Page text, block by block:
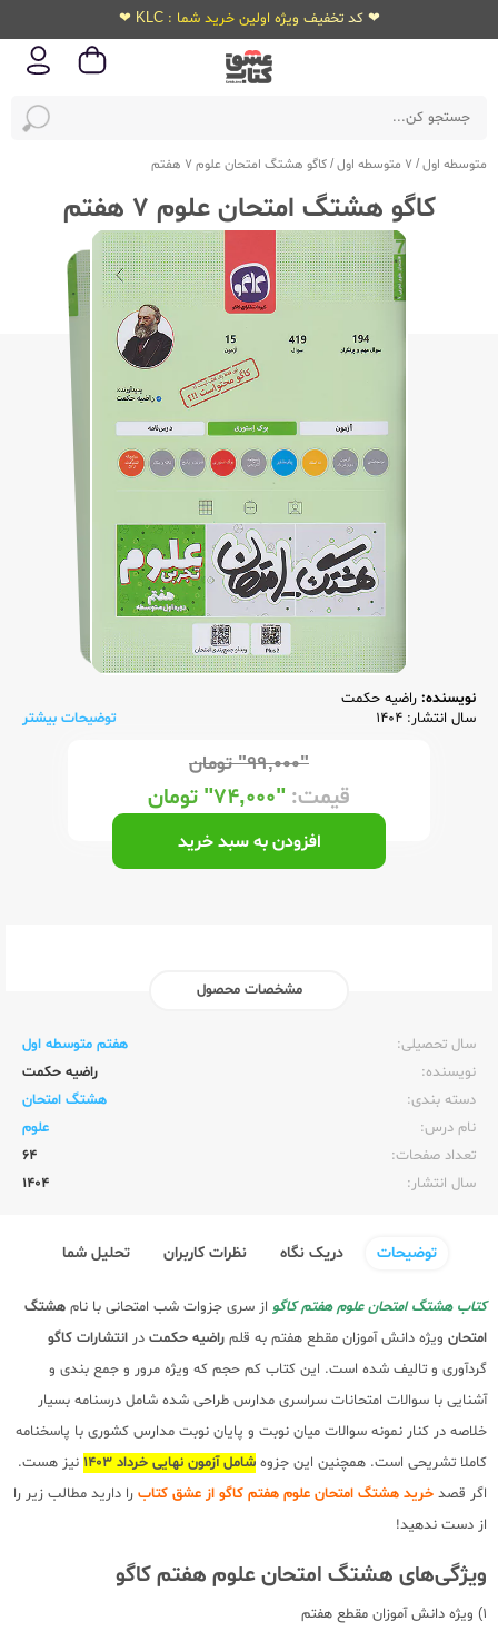
❤ کد تخفیف ویژه اولین خرید شما : KLC ❤
متوسطه اول/ 7 متوسطه اول /کاگو هشتگ امتحان علوم 7 هفتم
کاگو هشتگ امتحان علوم 7 هفتم
نویسنده: راضیه حکمت
سال انتشار: 1404
توضیحات بیشتر
"۹۹,۰۰۰" تومان
قیمت: "۷۴,۰۰۰" تومان
افزودن به سبد خرید
مشخصات محصول
سال تحصیلی:‌
هفتم متوسطه اول
نویسنده:‌
راضیه حکمت
دسته بندی:
هشتگ امتحان
نام درس:
علوم
تعداد صفحات:‌
64
سال انتشار:‌
1404
توضیحات دریک نگاه نظرات کاربران تحلیل شما
کتاب هشتگ امتحان علوم هفتم کاگو از سری جزوات شب امتحانی با نام هشتگ
امتحان ویژه دانش آموزان مقطع هفتم به قلم راضیه حکمت در انتشارات کاگو
گردآوری و تالیف شده است. این کتاب کم حجم که ویژه مرور و جمع بندی و
آشنایی با سوالات امتحانات سراسری مدارس طراحی شده شامل درسنامه بسیار
خلاصه در کنار نمونه سوالات میان نوبت و پایان نوبت مدارس کشوری با پاسخنامه
کاملا تشریحی است. همچنین این جزوه شامل آزمون نهایی خرداد 1403
نیز هست.
اگر قصد خرید هشتگ امتحان علوم هفتم کاگو از عشق کتاب را دارید مطالب زیر را
از دست ندهید!
ویژگی‌های هشتگ امتحان علوم هفتم کاگو
1) ویژه دانش آموزان مقطع هفتم